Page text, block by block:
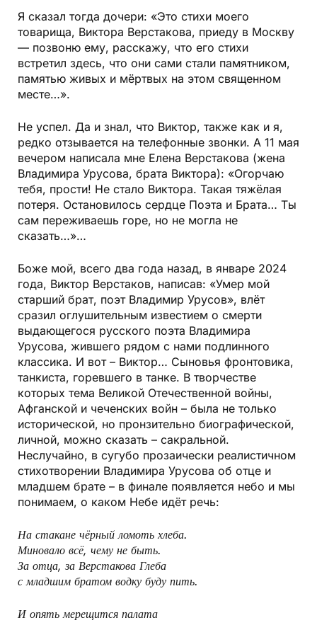
Я сказал тогда дочери: «Это стихи моего
товарища, Виктора Верстакова, приеду в Москву
— позвоню ему, расскажу, что его стихи
встретил здесь, что они сами стали памятником,
памятью живых и мёртвых на этом священном
месте…».
Не успел. Да и знал, что Виктор, также как и я,
редко отзывается на телефонные звонки. А 11 мая
вечером написала мне Елена Верстакова (жена
Владимира Урусова, брата Виктора): «Огорчаю
тебя, прости! Не стало Виктора. Такая тяжёлая
потеря. Остановилось сердце Поэта и Брата… Ты
сам переживаешь горе, но не могла не
сказать…»…
Боже мой, всего два года назад, в январе 2024
года, Виктор Верстаков, написав: «Умер мой
старший брат, поэт Владимир Урусов», влёт
сразил оглушительным известием о смерти
выдающегося русского поэта Владимира
Урусова, жившего рядом с нами подлинного
классика. И вот – Виктор… Сыновья фронтовика,
танкиста, горевшего в танке. В творчестве
которых тема Великой Отечественной войны,
Афганской и чеченских войн – была не только
исторической, но пронзительно биографической,
личной, можно сказать – сакральной.
Неслучайно, в сугубо прозаически реалистичном
стихотворении Владимира Урусова об отце и
младшем брате – в финале появляется небо и мы
понимаем, о каком Небе идёт речь:
На стакане чёрный ломоть хлеба.
Миновало всё, чему не быть.
За отца, за Верстакова Глеба
с младшим братом водку буду пить.
И опять мерещится палата